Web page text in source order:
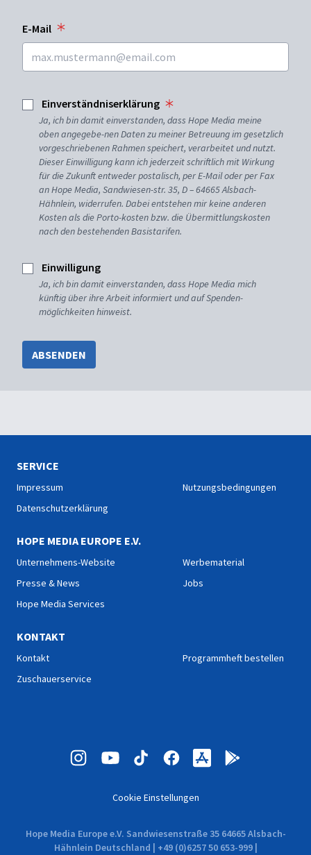
E-Mail
Einverständniserklärung
Ja, ich bin damit einverstanden, dass Hope Media meine
oben angegebe-nen Daten zu meiner Betreuung im gesetzlich
vorgeschriebenen Rahmen speichert, verarbeitet und nutzt.
Dieser Einwilligung kann ich jederzeit schriftlich mit Wirkung
für die Zukunft entweder postalisch, per E-Mail oder per Fax
an Hope Media, Sandwiesen-str. 35, D – 64665 Alsbach-
Hähnlein, widerrufen. Dabei entstehen mir keine anderen
Kosten als die Porto-kosten bzw. die Übermittlungskosten
nach den bestehenden Basistarifen.
Einwilligung
Ja, ich bin damit einverstanden, dass Hope Media mich
künftig über ihre Arbeit informiert und auf Spenden-
möglichkeiten hinweist.
ABSENDEN
SERVICE
Impressum
Datenschutzerklärung
Nutzungsbedingungen
HOPE MEDIA EUROPE E.V.
Unternehmens-Website
Presse & News
Hope Media Services
Werbematerial
Jobs
KONTAKT
Kontakt
Zuschauerservice
Programmheft bestellen
Cookie Einstellungen
Hope Media Europe e.V. Sandwiesenstraße 35 64665 Alsbach-
Hähnlein Deutschland | +49 (0)6257 50 653-999 |